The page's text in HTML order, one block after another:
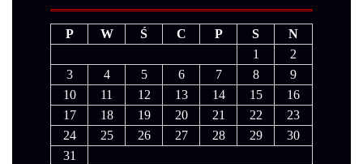
P W Ś C P S
N
1
2
3
4 5 6 7 8
9
10
11 12 13 14 15
16
17
18 19 20 21 22
23
24
25 26 27 28 29
30
31